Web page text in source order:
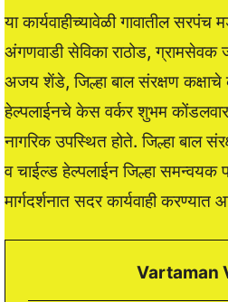
या कार्यवाहीच्यावेळी गावातील सरपंच
अंगणवाडी सेविका राठोड,
अजय शेंडे, जिल्हा बाल संरक्षण
हेल्पलाईनचे केस वर्कर शुभम कोंडलवार
नागरिक उपस्थित होते. जिल्हा बाल
व चाईल्ड हेल्पलाईन जिल्हा समन्वयक
मार्गदर्शनात सदर कार्यवाही करण्यात
Vartaman